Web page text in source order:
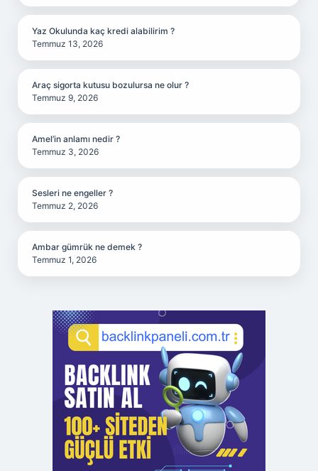
Yaz Okulunda kaç kredi alabilirim ?
Temmuz 13, 2026
Araç sigorta kutusu bozulursa ne olur ?
Temmuz 9, 2026
Amel’in anlamı nedir ?
Temmuz 3, 2026
Sesleri ne engeller ?
Temmuz 2, 2026
Ambar gümrük ne demek ?
Temmuz 1, 2026